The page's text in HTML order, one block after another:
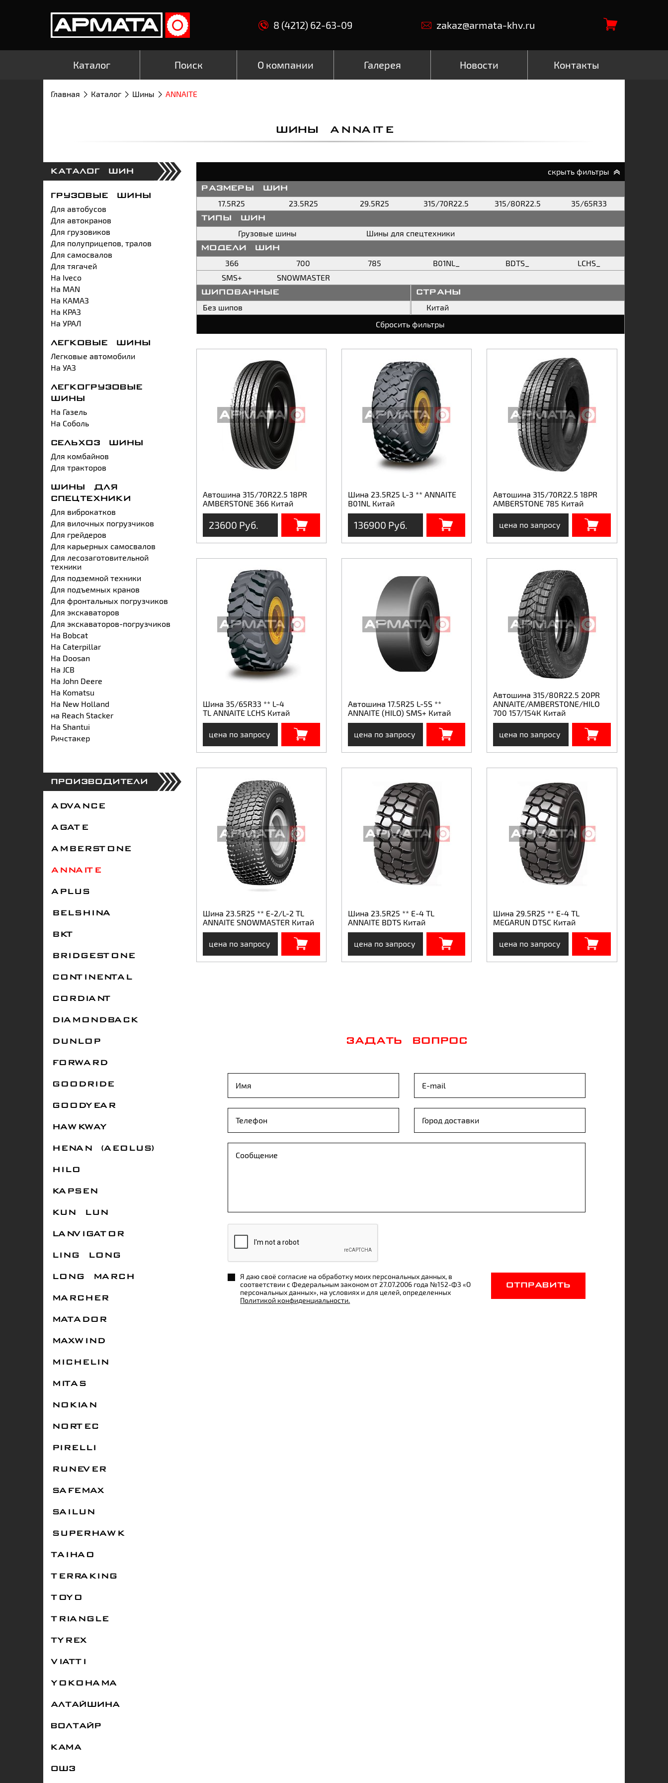
8 (4212) 62-63-09 zakaz@armata-khv.ru
Каталог Поиск О компании Галерея Новости Контакты
Главная Каталог Шины ANNAITE
ШИНЫ ANNAITE
КАТАЛОГ ШИН
ГРУЗОВЫЕ ШИНЫ
Для автобусов
Для автокранов
Для грузовиков
Для полуприцепов, тралов
Для самосвалов
Для тягачей
На Iveco
На MAN
На КАМАЗ
На КРАЗ
На УРАЛ
ЛЕГКОВЫЕ ШИНЫ
Легковые автомобили
На УАЗ
ЛЕГКОГРУЗОВЫЕ
ШИНЫ
На Газель
На Соболь
СЕЛЬХОЗ ШИНЫ
Для комбайнов
Для тракторов
ШИНЫ ДЛЯ
СПЕЦТЕХНИКИ
Для виброкатков
Для вилочных погрузчиков
Для грейдеров
Для карьерных самосвалов
Для лесозаготовительной
техники
Для подземной техники
Для подъемных кранов
Для фронтальных погрузчиков
Для экскаваторов
Для экскаваторов-погрузчиков
На Bobcat
На Caterpillar
На Doosan
На JCB
На John Deere
На Komatsu
На New Holland
на Reach Stacker
На Shantui
Ричстакер
ПРОИЗВОДИТЕЛИ
ADVANCE
AGATE
AMBERSTONE
ANNAITE
APLUS
BELSHINA
BKT
BRIDGESTONE
CONTINENTAL
CORDIANT
DIAMONDBACK
DUNLOP
FORWARD
GOODRIDE
GOODYEAR
HAWKWAY
HENAN (AEOLUS)
HILO
KAPSEN
KUN LUN
LANVIGATOR
LING LONG
LONG MARCH
MARCHER
MATADOR
MAXWIND
MICHELIN
MITAS
NOKIAN
NORTEC
PIRELLI
RUNEVER
SAFEMAX
SAILUN
SUPERHAWK
TAIHAO
TERRAKING
TOYO
TRIANGLE
TYREX
VIATTI
YOKOHAMA
АЛТАЙШИНА
ВОЛТАЙР
КАМА
ОШЗ
скрыть фильтры
размеры шин
17.5R25 23.5R25 29.5R25 315/70R22.5 315/80R22.5 35/65R33
типы шин
Грузовые шины Шины для спецтехники
модели шин
366 700 785 B01NL_ BDTS_
LCHS_
SMS+
SNOWMASTER
страны
Китай
шипованные
Без шипов
Сбросить фильтры
Автошина 315/70R22.5 18PR
AMBERSTONE 366 Китай
23600 Руб.
Шина 23.5R25 L-3 ** ANNAITE
B01NL Китай
136900 Руб.
Автошина 315/70R22.5 18PR
AMBERSTONE 785 Китай
цена по запросу
Шина 35/65R33 ** L-4
TL ANNAITE LCHS Китай
цена по запросу
Автошина 17.5R25 L-5S **
ANNAITE (HILO) SMS+ Китай
цена по запросу
Автошина 315/80R22.5 20PR
ANNAITE/AMBERSTONE/HILO
700 157/154К Китай
цена по запросу
Шина 23.5R25 ** E-2/L-2 TL
ANNAITE SNOWMASTER Китай
цена по запросу
Шина 23.5R25 ** E-4 TL
ANNAITE BDTS Китай
цена по запросу
Шина 29.5R25 ** E-4 TL
MEGARUN DTSC Китай
цена по запросу
ЗАДАТЬ ВОПРОС
Я даю своё согласие на обработку моих персональных данных, в
соответствии с Федеральным законом от 27.07.2006 года №152-ФЗ «О
персональных данных», на условиях и для целей, определенных
Политикой конфиденциальности.
ОТПРАВИТЬ